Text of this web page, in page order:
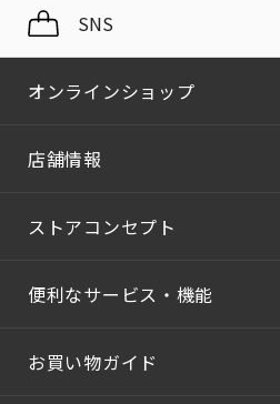
SNS
オンラインショップ
店舗情報
ストアコンセプト
便利なサービス・機能
お買い物ガイド